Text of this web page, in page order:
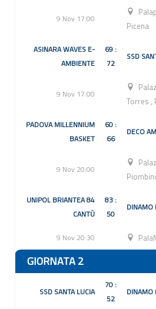
9 Nov 17:00
Picena
ASINARA WAVES E-
AMBIENTE
69 :
72
SSD
9 Nov 17:00
Torres ,
PADOVA MILLENNIUM
BASKET
60 :
66
DECO
9 Nov 20:00
UNIPOL BRIANTEA 84
CANTÙ
83 :
50
DINAMO
9 Nov 20:30
GIORNATA 2
SSD SANTA LUCIA
70 :
52
DINAMO